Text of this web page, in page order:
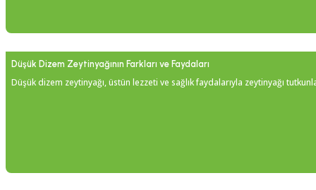
Düşük Dizem Zeytinyağının Farkları ve Faydaları
Düşük dizem zeytinyağı, üstün lezzeti ve sağlık faydalarıyla zeytinyağı